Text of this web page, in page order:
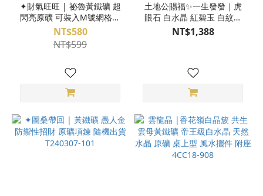
✦財氣旺旺 | 祕魯黃鐵礦 超
閃亮原礦 可裝入M號網格鍊
天然原礦 專屬配對 已鑑定
G22CP03008-40
NT$580
NT$599
土地公賜福✨一生發發｜虎
眼石 白水晶 紅碧玉 白紋石
茶晶 黑膽石 石榴石 蓮花硨
磲 魔法陣手環 水晶手環
NT$1,388